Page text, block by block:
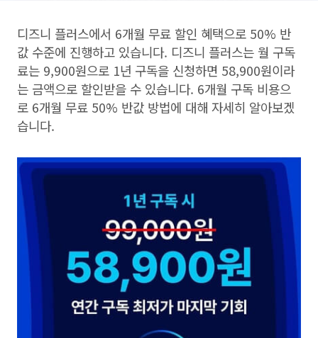
디즈니 플러스에서 6개월 무료 할인 혜택으로 50% 반
값 수준에 진행하고 있습니다. 디즈니 플러스는 월 구독
료는 9,900원으로 1년 구독을 신청하면 58,900원이라
는 금액으로 할인받을 수 있습니다. 6개월 구독 비용으
로 6개월 무료 50% 반값 방법에 대해 자세히 알아보겠
습니다.